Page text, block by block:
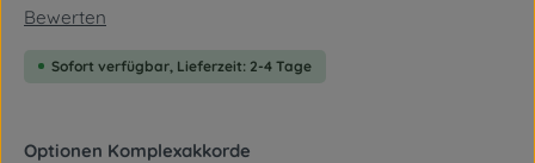
Durchschnittliche Bewertung von 0 von 5 Sternen
Bewerten
Sofort verfügbar, Lieferzeit: 2-4 Tage
Optionen Komplexakkorde